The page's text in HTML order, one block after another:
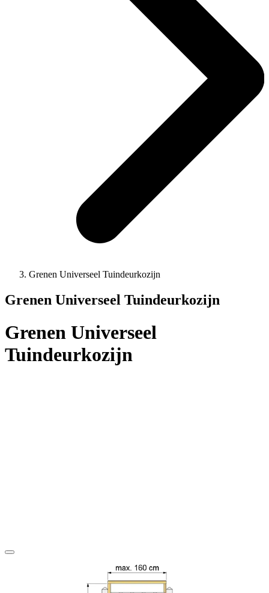
Grenen Universeel Tuindeurkozijn
Grenen Universeel Tuindeurkozijn
Grenen Universeel
Tuindeurkozijn